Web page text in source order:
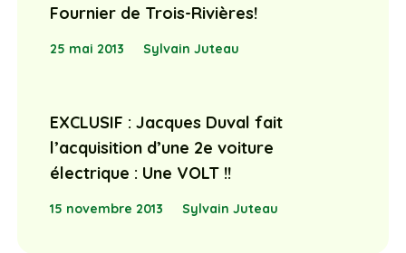
Fournier de Trois-Rivières!
25 mai 2013 Sylvain Juteau
EXCLUSIF : Jacques Duval fait
l’acquisition d’une 2e voiture
électrique : Une VOLT !!
15 novembre 2013 Sylvain Juteau